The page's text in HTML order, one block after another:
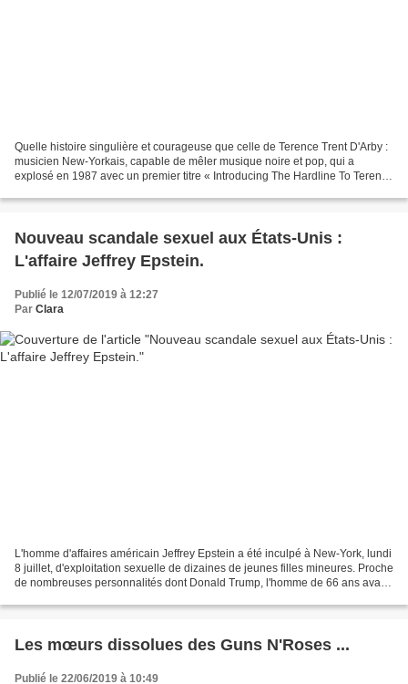
Quelle histoire singulière et courageuse que celle de Terence Trent D'Arby :
musicien New-Yorkais, capable de mêler musique noire et pop, qui a
explosé en 1987 avec un premier titre « Introducing The Hardline To Terence
Nouveau scandale sexuel aux États-Unis :
L'affaire Jeffrey Epstein.
Publié le 12/07/2019 à 12:27
Par Clara
L'homme d'affaires américain Jeffrey Epstein a été inculpé à New-York, lundi
8 juillet, d'exploitation sexuelle de dizaines de jeunes filles mineures. Proche
de nombreuses personnalités dont Donald Trump, l'homme de 66 ans avait
Les mœurs dissolues des Guns N'Roses ...
Publié le 22/06/2019 à 10:49